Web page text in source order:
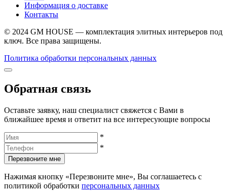
Информация о доставке
Контакты
© 2024 GM HOUSE — комплектация элитных интерьеров под
ключ. Все права защищены.
Политика обработки персональных данных
Обратная связь
Оставьте заявку, наш специалист свяжется с Вами в
ближайшее время и ответит на все интересующие вопросы
*
*
Перезвоните мне
Нажимая кнопку «Перезвоните мне», Вы соглашаетесь с
политикой обработки персональных данных